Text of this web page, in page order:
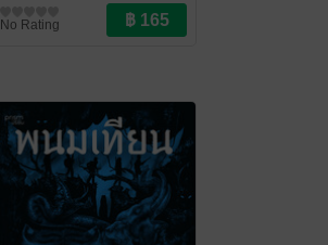
นิยายผจญภัย/บู๊แอกชัน
No Rating